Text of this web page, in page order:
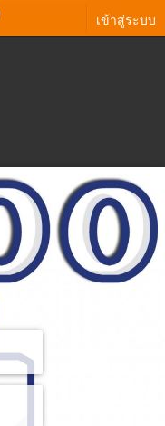
เข้าสู่ระบบ